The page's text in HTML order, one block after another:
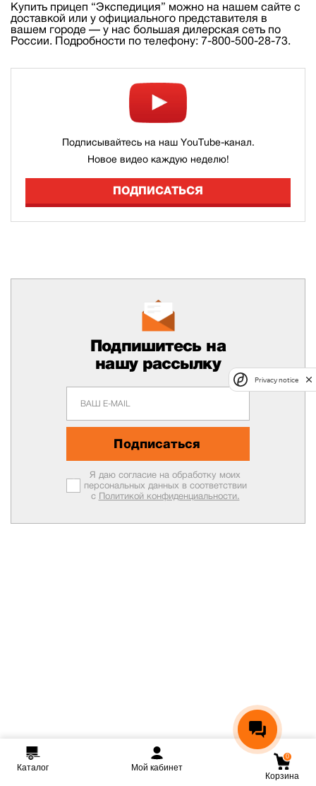
Купить прицеп “Экспедиция” можно на нашем сайте с
доставкой или у официального представителя в
вашем городе — у нас большая дилерская сеть по
России. Подробности по телефону: 7-800-500-28-73.
Подписывайтесь на наш YouTube-канал.
Новое видео каждую неделю!
ПОДПИСАТЬСЯ
Подпишитесь на
нашу рассылку
Подписаться
Я даю согласие на обработку моих
персональных данных в соответствии
с Политикой конфиденциальности.
Каталог Мой кабинет
0
Корзина
Privacy notice